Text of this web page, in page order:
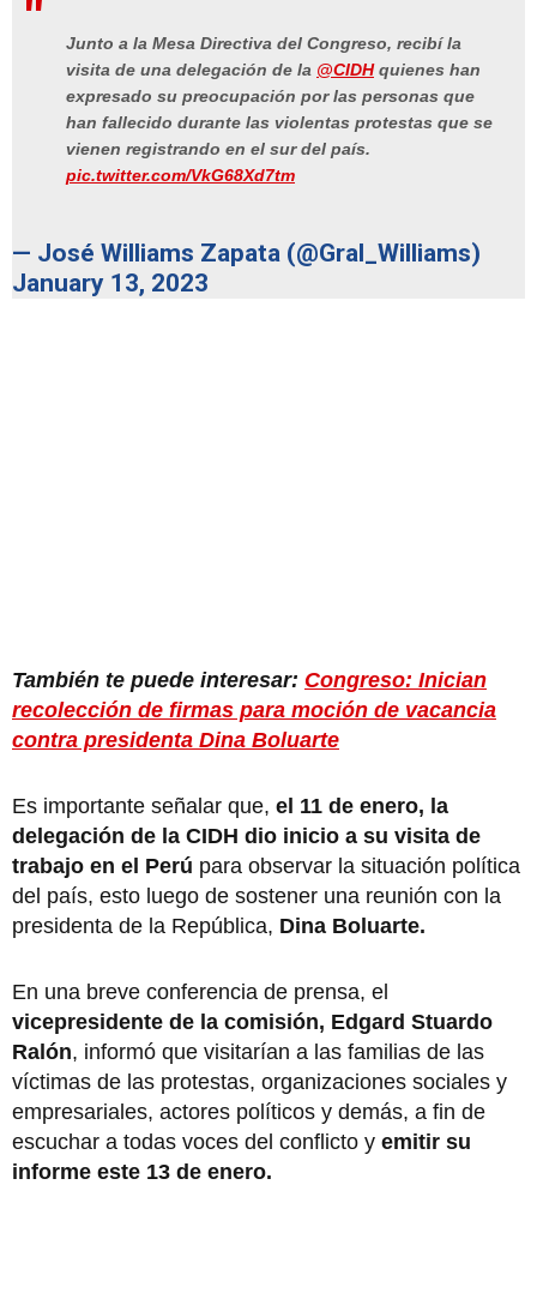
Junto a la Mesa Directiva del Congreso, recibí la
visita de una delegación de la @CIDHquienes han
expresado su preocupación por las personas que
han fallecido durante las violentas protestas que se
vienen registrando en el sur del país.
pic.twitter.com/VkG68Xd7tm
— José Williams Zapata (@Gral_Williams)
January 13, 2023
También te puede interesar: Congreso: Inician
recolección de firmas para moción de vacancia
contra presidenta Dina Boluarte
Es importante señalar que, el 11 de enero, la
delegación de la CIDH dio inicio a su visita de
trabajo en el Perú para observar la situación política
del país, esto luego de sostener una reunión con la
presidenta de la República, Dina Boluarte.
En una breve conferencia de prensa, el
vicepresidente de la comisión, Edgard Stuardo
Ralón, informó que visitarían a las familias de las
víctimas de las protestas, organizaciones sociales y
empresariales, actores políticos y demás, a fin de
escuchar a todas voces del conflicto y emitir su
informe este 13 de enero.